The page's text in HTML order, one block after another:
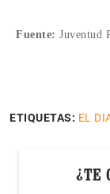
Fuente: Juventud
ETIQUETAS: EL
¿TE